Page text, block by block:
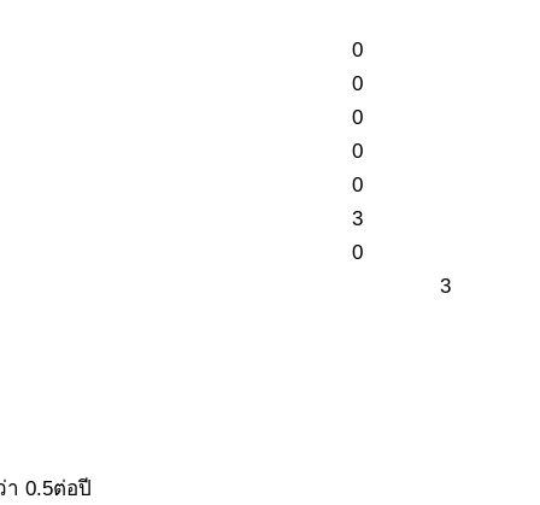
0
0
0
0
0
3
0
3
0.5ต่อปี